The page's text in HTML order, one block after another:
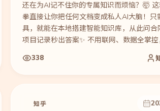
还在为AI记不住你的专属知识而烦恼？🤯
拳直接让你把任何文档变成私人AI大脑！只
具，就能在本地搭建智能知识库，从此问合
项目记录秒出答案✨ 不用联网、数据全掌控
它整理了几千份文档，效率飙升！保姆级教
一起告别“金鱼记忆”的AI～ 🚀
338
知乎